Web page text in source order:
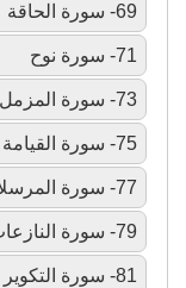
69- سورة الحاقة
71- سورة نوح
73- سورة المزمل
75- سورة القيامة
77- سورة المرسلات
79- سورة النازعات
81- سورة التكوير